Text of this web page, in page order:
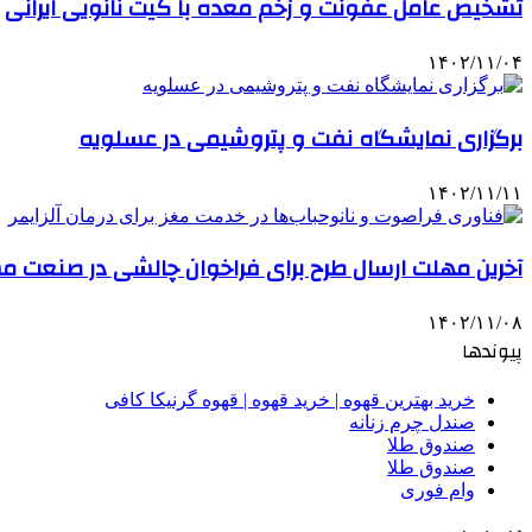
تشخیص عامل عفونت و زخم معده با کیت نانویی ایرانی
۱۴۰۲/۱۱/۰۴
برگزاری نمایشگاه نفت و پتروشیمی در عسلویه
۱۴۰۲/۱۱/۱۱
آخرین مهلت ارسال طرح برای فراخوان چالشی در صنعت
۱۴۰۲/۱۱/۰۸
پیوندها
خرید بهترین قهوه | خرید قهوه | قهوه گرنیکا کافی
صندل چرم زنانه
صندوق طلا
صندوق طلا
وام فوری